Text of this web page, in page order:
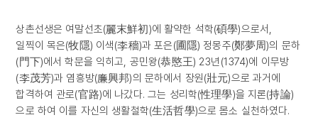
상촌선생은 여말선초(麗末鮮初)에 활약한 석학(碩學)으로서,
일찍이 목은(牧隱) 이색(李穡)과 포은(圃隱) 정몽주(鄭夢周)의 문하
(門下)에서 학문을 익히고, 공민왕(恭愍王) 23년(1374)에 이무방
(李茂芳)과 염흥방(廉興邦)의 문하에서 장원(壯元)으로 과거에
합격하여 관로(官路)에 나갔다. 그는 성리학(性理學)을 지론(持論)
으로 하여 이를 자신의 생활철학(生活哲學)으로 몸소 실천하였다.